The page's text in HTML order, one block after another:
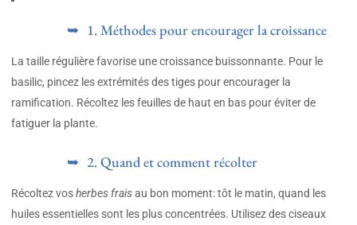
1. Méthodes pour encourager la croissance
La taille régulière favorise une croissance buissonnante. Pour le
basilic, pincez les extrémités des tiges pour encourager la
ramification. Récoltez les feuilles de haut en bas pour éviter de
fatiguer la plante.
2. Quand et comment récolter
Récoltez vosherbes fraisau bon moment: tôt le matin, quand les
huiles essentielles sont les plus concentrées. Utilisez des ciseaux